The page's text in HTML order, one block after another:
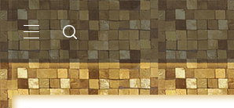
Sari
la
conținutMENIU
PRINCIPAL